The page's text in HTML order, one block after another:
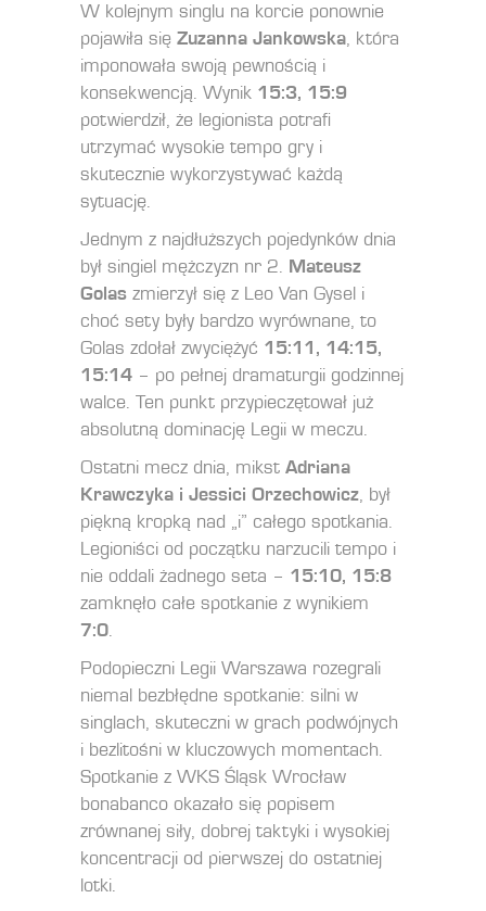
W kolejnym singlu na korcie ponownie
pojawiła się Zuzanna Jankowska, która
imponowała swoją pewnością i
konsekwencją. Wynik 15:3, 15:9
potwierdził, że legionista potrafi
utrzymać wysokie tempo gry i
skutecznie wykorzystywać każdą
sytuację.
Jednym z najdłuższych pojedynków dnia
był singiel mężczyzn nr 2. Mateusz
Golas zmierzył się z Leo Van Gysel i
choć sety były bardzo wyrównane, to
Golas zdołał zwyciężyć 15:11, 14:15,
15:14 – po pełnej dramaturgii godzinnej
walce. Ten punkt przypieczętował już
absolutną dominację Legii w meczu.
Ostatni mecz dnia, mikst Adriana
Krawczyka i Jessici Orzechowicz, był
piękną kropką nad „i” całego spotkania.
Legioniści od początku narzucili tempo i
nie oddali żadnego seta – 15:10, 15:8
zamknęło całe spotkanie z wynikiem
7:0.
Podopieczni Legii Warszawa rozegrali
niemal bezbłędne spotkanie: silni w
singlach, skuteczni w grach podwójnych
i bezlitośni w kluczowych momentach.
Spotkanie z WKS Śląsk Wrocław
bonabanco okazało się popisem
zrównanej siły, dobrej taktyki i wysokiej
koncentracji od pierwszej do ostatniej
lotki.